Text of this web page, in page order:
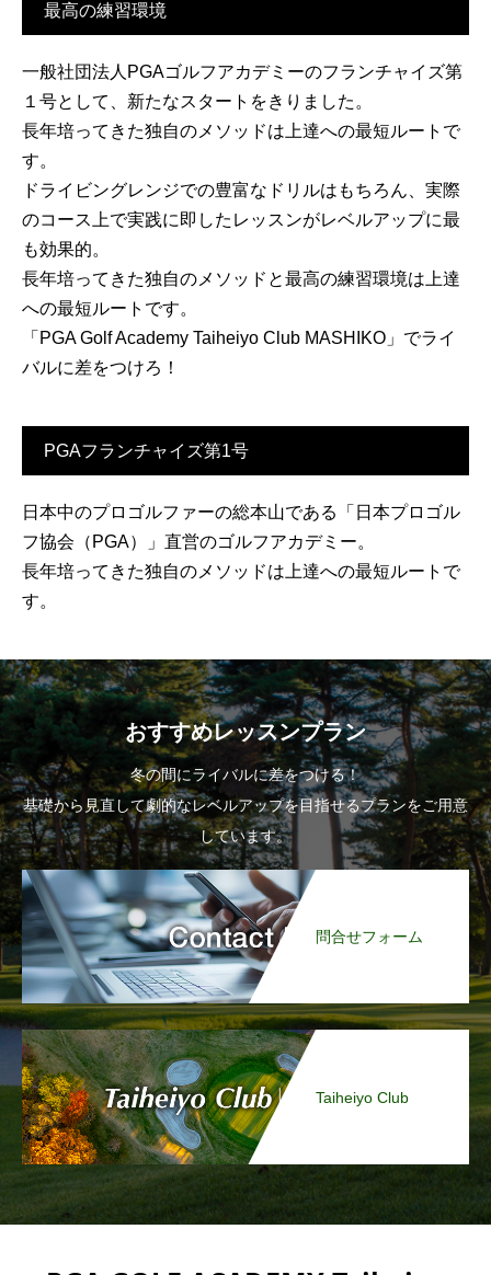
最高の練習環境
一般社団法人PGAゴルフアカデミーのフランチャイズ第
１号として、新たなスタートをきりました。
長年培ってきた独自のメソッドは上達への最短ルートで
す。
ドライビングレンジでの豊富なドリルはもちろん、実際
のコース上で実践に即したレッスンがレベルアップに最
も効果的。
長年培ってきた独自のメソッドと最高の練習環境は上達
への最短ルートです。
「PGA Golf Academy Taiheiyo Club MASHIKO」でライ
バルに差をつけろ！
PGAフランチャイズ第1号
日本中のプロゴルファーの総本山である「日本プロゴル
フ協会（PGA）」直営のゴルフアカデミー。
長年培ってきた独自のメソッドは上達への最短ルートで
す。
おすすめレッスンプラン
冬の間にライバルに差をつける！
基礎から見直して劇的なレベルアップを目指せるプランをご用意
しています。
問合せフォーム
Taiheiyo Club